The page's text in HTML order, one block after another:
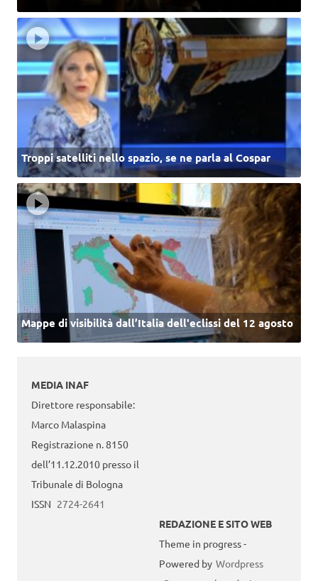
Troppi satelliti nello spazio, se ne parla al Cospar
Mappe di visibilità dall’Italia dell'eclissi del 12 agosto
MEDIA INAF
Direttore responsabile:
Marco Malaspina
Registrazione n. 8150
dell’11.12.2010 presso il
Tribunale di Bologna
ISSN 2724-2641
REDAZIONE E SITO WEB
Theme in progress -
Powered by Wordpress